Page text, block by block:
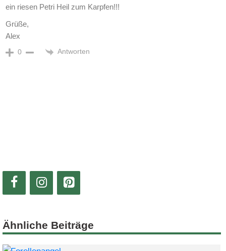
ein riesen Petri Heil zum Karpfen!!!
Grüße,
Alex
0 Antworten
Ähnliche Beiträge